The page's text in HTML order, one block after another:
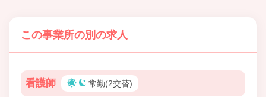
この事業所の別の求人
看護師 常勤(2交替)